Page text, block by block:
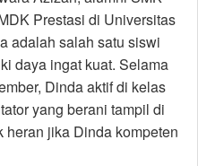
Prestasi di Universitas
adalah salah satu siswi
daya ingat kuat. Selama
Dinda aktif di kelas
yang berani tampil di
heran jika Dinda kompeten